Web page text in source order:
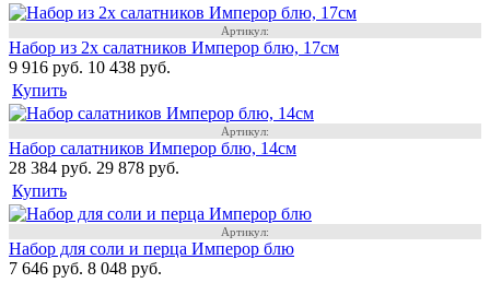
Артикул:
Набор из 2х салатников Имперор блю, 17см
9 916 руб. 10 438 руб.
Купить
Артикул:
Набор салатников Имперор блю, 14см
28 384 руб. 29 878 руб.
Купить
Артикул:
Набор для соли и перца Имперор блю
7 646 руб. 8 048 руб.